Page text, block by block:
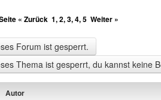
« Zurück 1,2,3,4,5 Weiter »
Forum ist gesperrt.
Thema ist gesperrt, du kannst keine
Autor